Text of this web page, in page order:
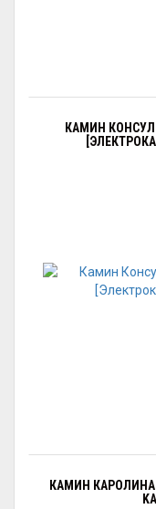
КАМИН КОНСУЛ
КАМИН